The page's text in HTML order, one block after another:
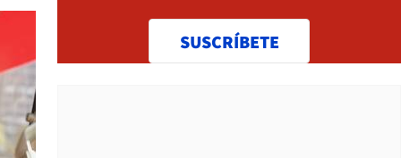
SUSCRÍBETE